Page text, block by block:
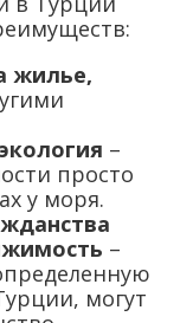
жилье,
–
просто
у моря.
–
могут